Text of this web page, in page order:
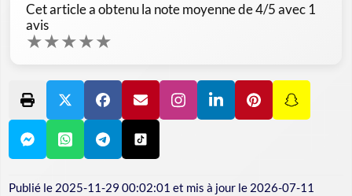
Cet article a obtenu la note moyenne de4/5 avec 1
avis
★★★★★
Publié le 2025-11-29 00:02:01 et mis à jour le 2026-07-11